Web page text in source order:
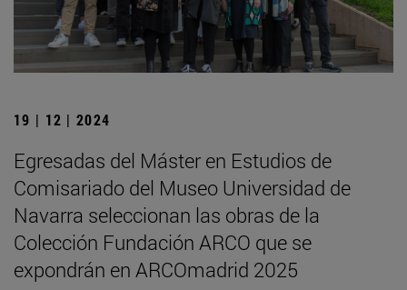
19 | 12 | 2024
Egresadas del Máster en Estudios de
Comisariado del Museo Universidad de
Navarra seleccionan las obras de la
Colección Fundación ARCO que se
expondrán en ARCOmadrid 2025